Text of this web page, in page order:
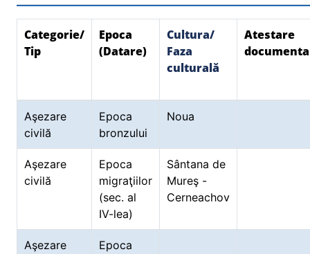
Categorie/
Tip
Epoca
(Datare)
Cultura/
Faza
culturală
Atestare
Aşezare
civilă
Epoca
bronzului
Noua
Aşezare
civilă
Epoca
migraţiilor
(sec. al
IV-lea)
Sântana de
Mureş -
Cerneachov
Aşezare
Epoca